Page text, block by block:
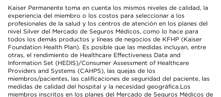
Kaiser Permanente toma en cuenta los mismos niveles de calidad, la
experiencia del miembro o los costos para seleccionar a los
profesionales de la salud y los centros de atención en los planes del
nivel Silver del Mercado de Seguros Médicos, como lo hace para
todos los demás productos y líneas de negocios de KFHP (Kaiser
Foundation Health Plan). Es posible que las medidas incluyan, entre
otras, el rendimiento de Healthcare Effectiveness Data and
Information Set (HEDIS)/Consumer Assessment of Healthcare
Providers and Systems (CAHPS), las quejas de los
miembros/pacientes, las calificaciones de seguridad del paciente, las
medidas de calidad del hospital y la necesidad geográfica.Los
miembros inscritos en los planes del Mercado de Seguros Médicos de